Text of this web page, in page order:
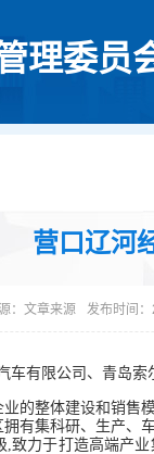
理委员
营口辽河
： 文章来源 发布时间
有限公司、青岛
的整体建设和销售
有集科研、生产
致力于打造高端产